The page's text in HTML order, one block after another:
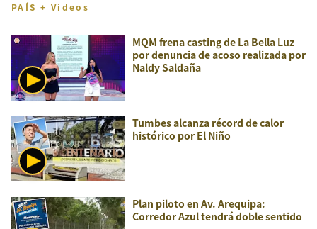
PAÍS + Videos
MQM frena casting de La Bella Luz
por denuncia de acoso realizada por
Naldy Saldaña
Tumbes alcanza récord de calor
histórico por El Niño
Plan piloto en Av. Arequipa:
Corredor Azul tendrá doble sentido